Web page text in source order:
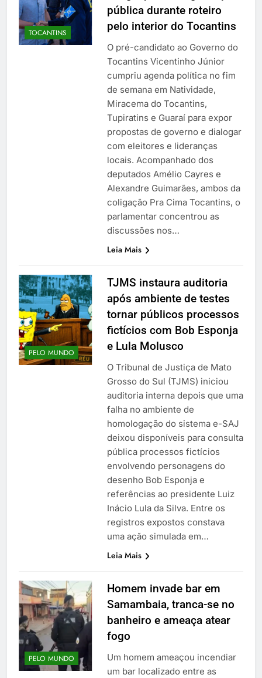
TOCANTINS
pública durante roteiro
pelo interior do Tocantins
O pré-candidato ao Governo do
Tocantins Vicentinho Júnior
cumpriu agenda política no fim
de semana em Natividade,
Miracema do Tocantins,
Tupiratins e Guaraí para expor
propostas de governo e dialogar
com eleitores e lideranças
locais. Acompanhado dos
deputados Amélio Cayres e
Alexandre Guimarães, ambos da
coligação Pra Cima Tocantins, o
parlamentar concentrou as
discussões nos…
Leia Mais
PELO MUNDO
TJMS instaura auditoria
após ambiente de testes
tornar públicos processos
fictícios com Bob Esponja
e Lula Molusco
O Tribunal de Justiça de Mato
Grosso do Sul (TJMS) iniciou
auditoria interna depois que uma
falha no ambiente de
homologação do sistema e-SAJ
deixou disponíveis para consulta
pública processos fictícios
envolvendo personagens do
desenho Bob Esponja e
referências ao presidente Luiz
Inácio Lula da Silva. Entre os
registros expostos constava
uma ação simulada em…
Leia Mais
PELO MUNDO
Homem invade bar em
Samambaia, tranca-se no
banheiro e ameaça atear
fogo
Um homem ameaçou incendiar
um bar localizado entre as